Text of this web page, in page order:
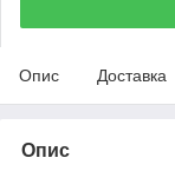
Опис Доставка
Опис